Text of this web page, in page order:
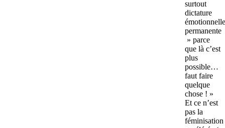
surtout
dictature
émotionnelle
permanente
» parce
que là c’est
plus
possible…
faut faire
quelque
chose ! »
Et ce n’est
pas la
féminisation